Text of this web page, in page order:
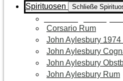
Spirituosen
Schließe
Corsario Rum
John Aylesbury 1974
John Aylesbury
John Aylesbury
John Aylesbury Rum